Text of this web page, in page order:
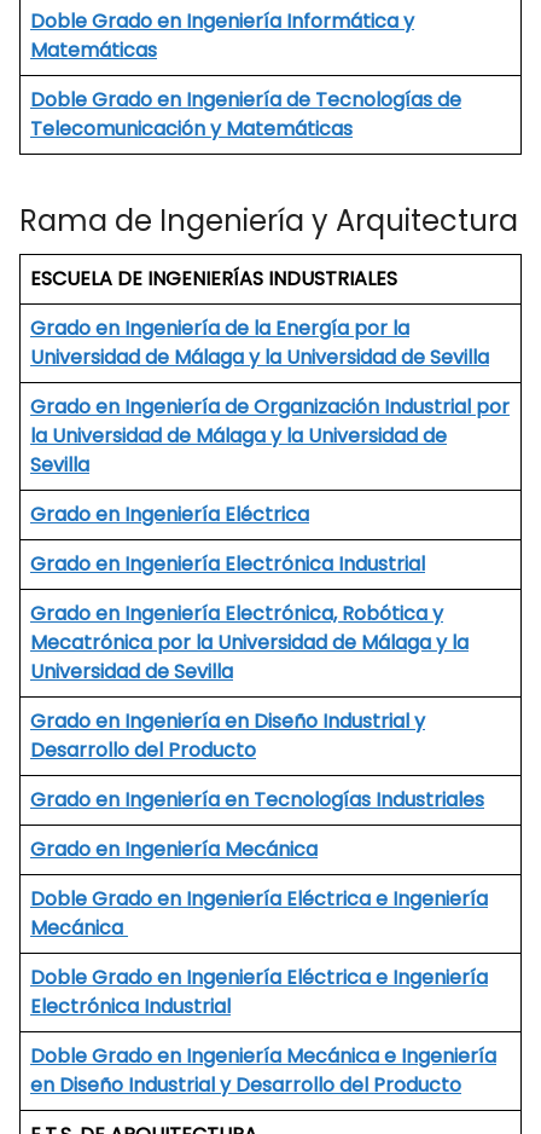
Doble Grado en Ingeniería Informática y
Matemáticas
Doble Grado en Ingeniería de Tecnologías de
Telecomunicación y Matemáticas
Rama de Ingeniería y Arquitectura
ESCUELA DE INGENIERÍAS INDUSTRIALES
Grado en Ingeniería de la Energía por la
Universidad de Málaga y la Universidad de Sevilla
Grado en Ingeniería de Organización Industrial por
la Universidad de Málaga y la Universidad de
Sevilla
Grado en Ingeniería Eléctrica
Grado en Ingeniería Electrónica Industrial
Grado en Ingeniería Electrónica, Robótica y
Mecatrónica por la Universidad de Málaga y la
Universidad de Sevilla
Grado en Ingeniería en Diseño Industrial y
Desarrollo del Producto
Grado en Ingeniería en Tecnologías Industriales
Grado en Ingeniería Mecánica
Doble Grado en Ingeniería Eléctrica e Ingeniería
Mecánica
Doble Grado en Ingeniería Eléctrica e Ingeniería
Electrónica Industrial
Doble Grado en Ingeniería Mecánica e Ingeniería
en Diseño Industrial y Desarrollo del Producto